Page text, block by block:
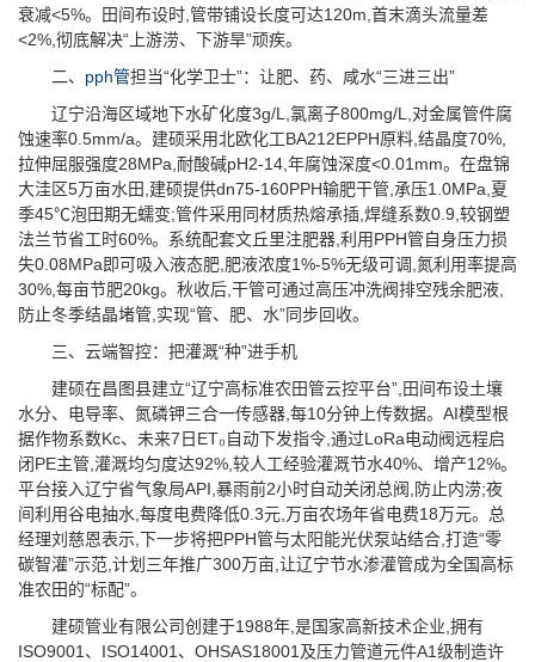
衰减<5%。田间布设时,管带铺设长度可达120m,首末滴头流量差
<2%,彻底解决“上游涝、下游旱”顽疾。
二、 pph管担当“化学卫士”：让肥、药、咸水“三进三出”
辽宁沿海区域地下水矿化度3g/L,氯离子800mg/L,对金属管件腐
蚀速率0.5mm/a。建硕采用北欧化工BA212EPPH原料,结晶度70%,
拉伸屈服强度28MPa,耐酸碱pH2-14,年腐蚀深度<0.01mm。在盘锦
大洼区5万亩水田,建硕提供dn75-160PPH输肥干管,承压1.0MPa,夏
季45℃泡田期无蠕变;管件采用同材质热熔承插,焊缝系数0.9,较钢塑
法兰节省工时60%。系统配套文丘里注肥器,利用PPH管自身压力损
失0.08MPa即可吸入液态肥,肥液浓度1%-5%无级可调,氮利用率提高
30%,每亩节肥20kg。秋收后,干管可通过高压冲洗阀排空残余肥液,
防止冬季结晶堵管,实现“管、肥、水”同步回收。
三、云端智控：把灌溉“种”进手机
建硕在昌图县建立“辽宁高标准农田管云控平台”,田间布设土壤
水分、电导率、氮磷钾三合一传感器,每10分钟上传数据。AI模型根
据作物系数Kc、未来7日ET₀自动下发指令,通过LoRa电动阀远程启
闭PE主管,灌溉均匀度达92%,较人工经验灌溉节水40%、增产12%。
平台接入辽宁省气象局API,暴雨前2小时自动关闭总阀,防止内涝;夜
间利用谷电抽水,每度电费降低0.3元,万亩农场年省电费18万元。总
经理刘慈恩表示,下一步将把PPH管与太阳能光伏泵站结合,打造“零
碳智灌”示范,计划三年推广300万亩,让辽宁节水渗灌管成为全国高标
准农田的“标配”。
建硕管业有限公司创建于1988年,是国家高新技术企业,拥有
ISO9001、ISO14001、OHSAS18001及压力管道元件A1级制造许